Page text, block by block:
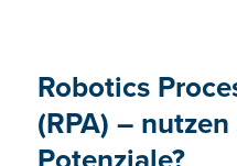
Robotics
(RPA) –